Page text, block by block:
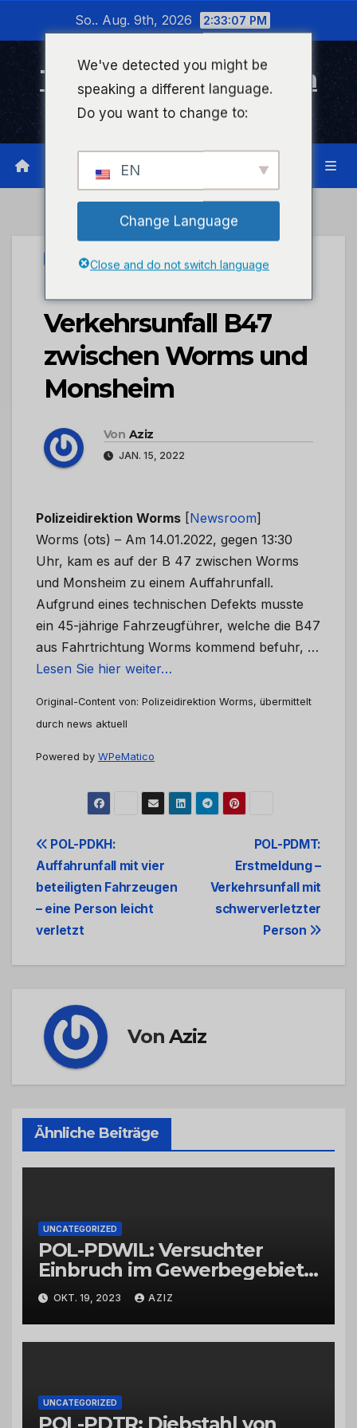
wechseln
So.. Aug. 9th, 2026 2:33:08 PM
Timeline Bad Kreuznach
Infonetzwerk für Bad Kreuznach
UNCATEGORIZED
POL-PDWO:
Verkehrsunfall B47
zwischen Worms und
Monsheim
Von Aziz
JAN. 15, 2022
Polizeidirektion Worms [Newsroom]
Worms (ots) – Am 14.01.2022, gegen 13:30
Uhr, kam es auf der B 47 zwischen Worms
und Monsheim zu einem Auffahrunfall.
Aufgrund eines technischen Defekts musste
ein 45-jährige Fahrzeugführer, welche die B47
aus Fahrtrichtung Worms kommend befuhr, …
Lesen Sie hier weiter…
Original-Content von: Polizeidirektion Worms, übermittelt
durch news aktuell
Powered by WPeMatico
Beitrags-
Navigation
POL-PDMT:
Erstmeldung –
Verkehrsunfall mit
schwerverletzter
Person
POL-PDKH:
Auffahrunfall mit vier
beteiligten Fahrzeugen
– eine Person leicht
verletzt
VonAziz
Ähnliche Beiträge
UNCATEGORIZED
POL-PDWIL: Versuchter
Einbruch im Gewerbegebiet
Wittlich
OKT. 19, 2023 AZIZ
UNCATEGORIZED
We've detected you might be
speaking a different language.
Do you want to change to:
EN
Change Language
Close and do not switch language